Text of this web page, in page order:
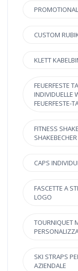
CUSTOM
KLETT
FEUERFESTE
INDIVIDUELLE
FEUERFESTE-
FITNESS
CAPS
FASCETTE A
LOGO
TOURNIQUET
SKI STRAPS
AZIENDALE